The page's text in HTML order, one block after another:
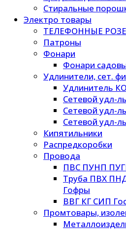
Стиральные
Электро товары
ТЕЛЕФОННЫЕ
Патроны
Фонари
Фонари
Удлинители, сет.
Удлинитель
Сетевой удл-
Сетевой удл-
Сетевой удл-
Кипятильники
Распредкоробки
Провода
ПВС ПУНП
Труба ПВХ
Гофры
ВВГ КГ СИП
Промтовары,